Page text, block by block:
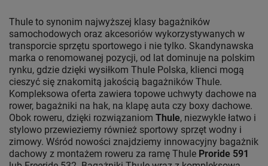
Thule to synonim najwyższej klasy bagażników
samochodowych oraz akcesoriów wykorzystywanych w
transporcie sprzętu sportowego i nie tylko. Skandynawska
marka o renomowanej pozycji, od lat dominuje na polskim
rynku, gdzie dzięki wysiłkom Thule Polska, klienci mogą
cieszyć się znakomitą jakością bagażników Thule.
Kompleksowa oferta zawiera topowe uchwyty dachowe na
rower, bagażniki na hak, na klapę auta czy boxy dachowe.
Obok roweru, dzięki rozwiązaniom Thule, niezwykle łatwo i
stylowo przewieziemy również sportowy sprzęt wodny i
zimowy. Wśród nowości znajdziemy innowacyjny bagażnik
dachowy z montażem roweru za ramę Thule Proride 591